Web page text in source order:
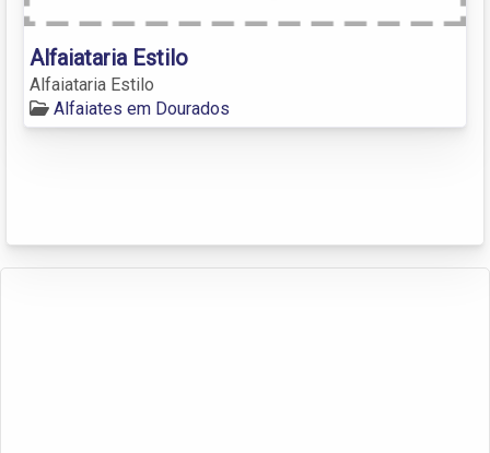
Alfaiataria Estilo
Alfaiataria Estilo
Alfaiates em Dourados